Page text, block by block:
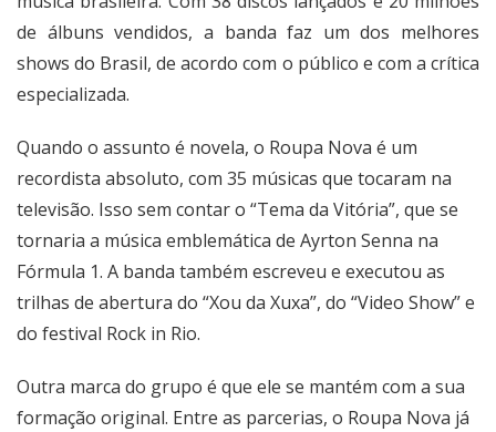
de álbuns vendidos, a banda faz um dos melhores
shows do Brasil, de acordo com o público e com a crítica
especializada.
Quando o assunto é novela, o Roupa Nova é um
recordista absoluto, com 35 músicas que tocaram na
televisão. Isso sem contar o “Tema da Vitória”, que se
tornaria a música emblemática de Ayrton Senna na
Fórmula 1. A banda também escreveu e executou as
trilhas de abertura do “Xou da Xuxa”, do “Video Show” e
do festival Rock in Rio.
Outra marca do grupo é que ele se mantém com a sua
formação original. Entre as parcerias, o Roupa Nova já